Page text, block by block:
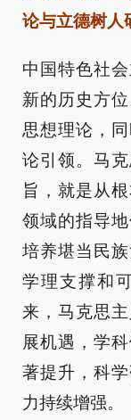
论与立德树人
中国特色社
新的历史方
思想理论，
论引领。马
旨，就是从
领域的指导
培养堪当民
学理支撑和
来，马克思
展机遇，学
著提升，科
力持续增强。